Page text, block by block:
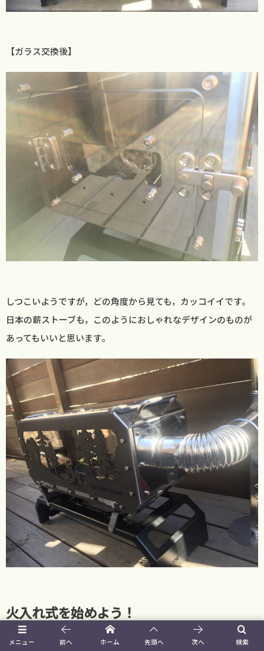
【ガラス交換後】
しつこいようですが，どの角度から見ても，カッコイイです。
日本の薪ストーブも，このようにおしゃれなデザインのものが
あってもいいと思います。
火入れ式を始めよう！
メニュー 検索
前へ ホーム 先頭へ 次へ